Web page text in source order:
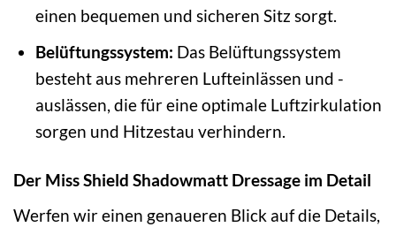
einen bequemen und sicheren Sitz sorgt.
Belüftungssystem: Das Belüftungssystem
besteht aus mehreren Lufteinlässen und -
auslässen, die für eine optimale Luftzirkulation
sorgen und Hitzestau verhindern.
Der Miss Shield Shadowmatt Dressage im Detail
Werfen wir einen genaueren Blick auf die Details,